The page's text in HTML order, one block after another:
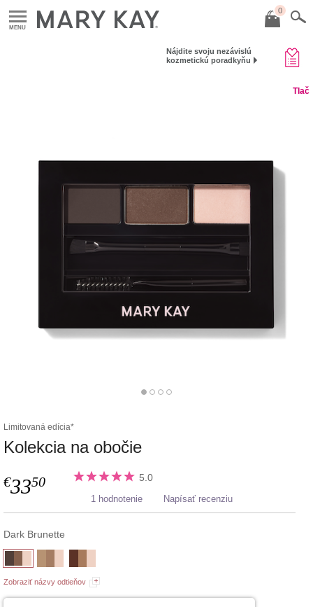
MENU
0
Nájdite svoju nezávislú
kozmetickú poradkyňu
Tlač
Limitovaná edícia*
Kolekcia na obočie
€3350 5.0
1 hodnotenie Napísať recenziu
Dark Brunette
Zobraziť názvy odtieňov